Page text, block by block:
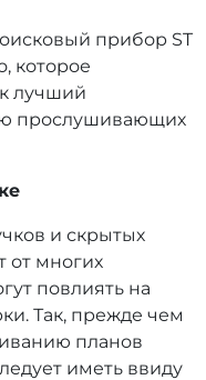
прибор ST
которое
лучший
прослушивающих
и скрытых
от многих
повлиять на
Так, прежде чем
планов
иметь ввиду